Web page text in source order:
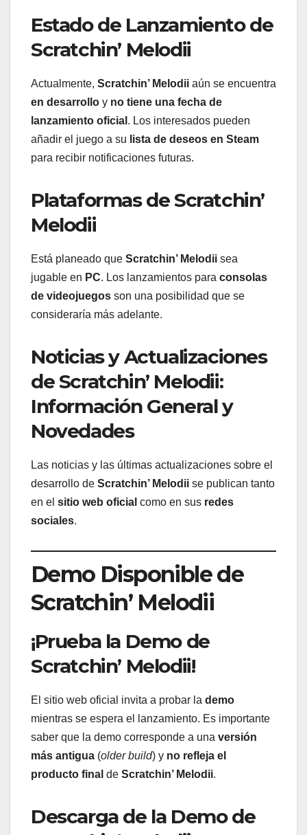
Estado de Lanzamiento de
Scratchin’ Melodii
Actualmente, Scratchin’ Melodii aún se encuentra
en desarrollo y no tiene una fecha de
lanzamiento oficial . Los interesados pueden
añadir el juego a su lista de deseos en Steam
para recibir notificaciones futuras.
Plataformas de Scratchin’
Melodii
Está planeado que Scratchin’ Melodii sea
jugable en PC. Los lanzamientos para consolas
de videojuegos son una posibilidad que se
consideraría más adelante.
Noticias y Actualizaciones
de Scratchin’ Melodii:
Información General y
Novedades
Las noticias y las últimas actualizaciones sobre el
desarrollo de Scratchin’ Melodii se publican tanto
en el sitio web oficial como en sus redes
sociales.
Demo Disponible de
Scratchin’ Melodii
¡Prueba la Demo de
Scratchin’ Melodii!
El sitio web oficial invita a probar la demo
mientras se espera el lanzamiento. Es importante
saber que la demo corresponde a una versión
más antigua (older build) y no refleja el
producto final de Scratchin’ Melodii.
Descarga de la Demo de